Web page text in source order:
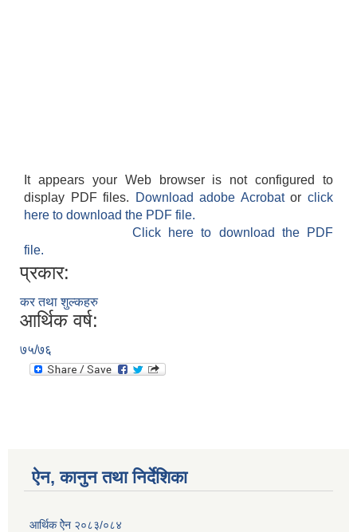
It appears your Web browser is not configured to
display PDF files.
Download adobe Acrobatorclick
here to download the PDF file.
Click here to download the PDF
file.
प्रकार:
कर तथा शुल्कहरु
आर्थिक वर्ष:
७५/७६
ऐन, कानुन तथा निर्देशिका
आर्थिक ऐेन २०८३/०८४